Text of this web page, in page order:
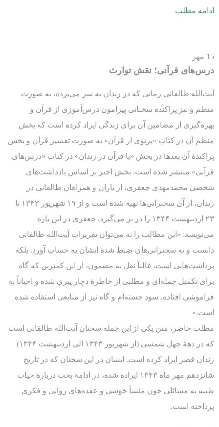
ادامه مطلب
15 مهر
درس‌های قرآنی؛ نقش توارث
آیت‌الله طالقانی زمانی که در زندان به سر می‌برده، به صورت
منظم و نیز پراکنده سخنانی پیرامون درس‌آموزی از قرآن و
بهره‌گیری از مضامین آن برای زندگی ایراد کرده است که بخش
منظم آن در کتاب «پرتوی از قرآن» به صورت تفسیر قرآن و بخش
پراکندۀ آن بعدها در بخش «با قرآن در زندان» در کتاب «درس‌های
قرآنی» منتشر شده است. بخش اخیر بر اساس یادداشت‌های
شخصی محمدمهدی جعفری، از یاران و همراهان طالقانی در
زندان، از آن سخنرانی‌ها تهیه شده است و از ۱۹ شهریور ۱۳۴۳ تا
۲۳ اردیبهشت ۱۳۴۴ را در بر می‌گیرد. جعفری در این باره
می‌نویسد: «این مطالب را نه می‌توان تقریرات آیت‌الله طالقانی
دانست و نه سخنرانی‌های ضبط شدۀ ایشان به حساب آورد. بلکه
برداشت‌هایی است، غالباً نقل به مضمون، از این کمترین که گاه
برای تکمیل جمله‌ای و مطلبی از خاطرۀ دچار پیری شده و احیاناً به
فراموشی افتاده، سود جسته‌ام و گاه نیز از منابعی استفاده شده
است.»
مطلب حاضر، متن یکی از این جمله سخنان آیت‌الله طالقانی است
که در دهۀ چهل شمسی (از شهریور ۱۳۴۳ الی اردیبهشت ۱۳۴۴)
زندان قصر ایراد کرده است. ایشان در این سخنان که در تاریخ
شانزدهم مهر ماه ۱۳۴۳ ایراده شده، در ادامۀ بحث دربارۀ حیات
طیبه به مسائلی چون منشأ خوشی و عقده‌های روانی و فکری
پرداخته است.